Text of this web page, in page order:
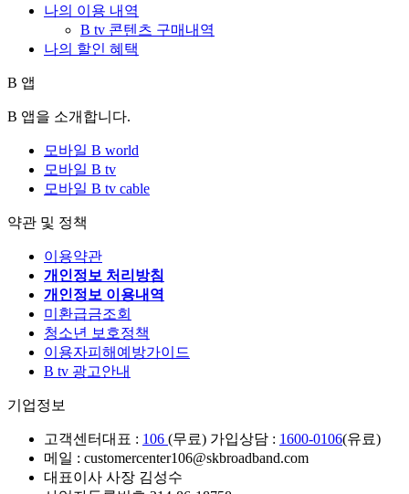
나의 이용 내역
B tv 콘텐츠 구매내역
나의 할인 혜택
B 앱
B 앱을 소개합니다.
모바일 B world
모바일 B tv
모바일 B tv cable
약관 및 정책
이용약관
개인정보 처리방침
개인정보 이용내역
미환급금조회
청소년 보호정책
이용자피해예방가이드
B tv 광고안내
기업정보
고객센터대표 : 106 (무료) 가입상담 : 1600-0106(유료)
메일 : customercenter106@skbroadband.com
대표이사 사장 김성수